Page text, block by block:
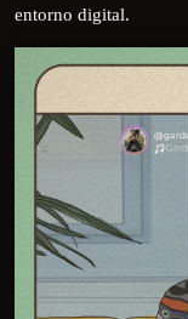
entorno digital.